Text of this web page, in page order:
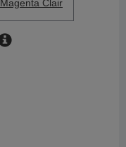
Magenta Clair